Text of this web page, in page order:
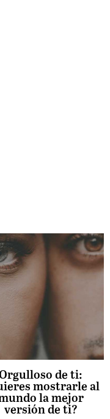
de ti:
mostrarle al
la mejor
versión de ti?